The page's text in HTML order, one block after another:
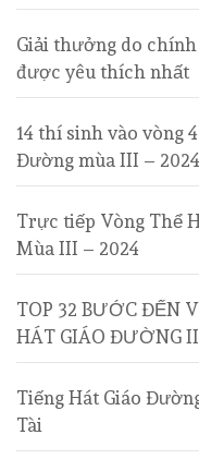
Giải thưởng do
được yêu thích nhất
14 thí sinh vào vòng
Đường mùa III – 2024
Trực tiếp Vòng Thể
Mùa III – 2024
TOP 32 BƯỚC ĐẾN
HÁT GIÁO ĐƯỜNG
Tiếng Hát Giáo
Tài